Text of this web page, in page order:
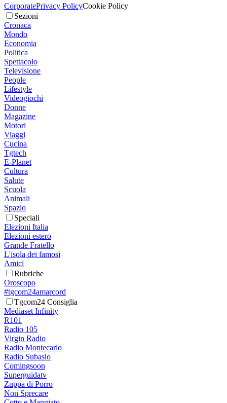
CorporatePrivacy PolicyCookie Policy
Sezioni
Cronaca
Mondo
Economia
Politica
Spettacolo
Televisione
People
Lifestyle
Videogiochi
Donne
Magazine
Motori
Viaggi
Cucina
Tgtech
E-Planet
Cultura
Salute
Scuola
Animali
Spazio
Speciali
Elezioni Italia
Elezioni estero
Grande Fratello
L'isola dei famosi
Amici
Rubriche
Oroscopo
#tgcom24amarcord
Tgcom24 Consiglia
Mediaset Infinity
R101
Radio 105
Virgin Radio
Radio Montecarlo
Radio Subasio
Comingsoon
Superguidatv
Zuppa di Porro
Non Sprecare